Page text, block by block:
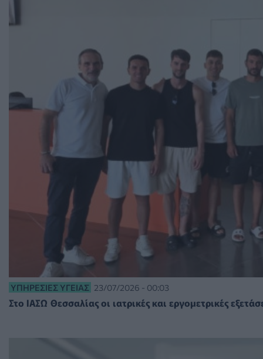
ΥΠΗΡΕΣΊΕΣ ΥΓΕΊΑΣ 23/07/2026 - 00:03
Στο ΙΑΣΩ Θεσσαλίας οι ιατρικές και εργομετρικές